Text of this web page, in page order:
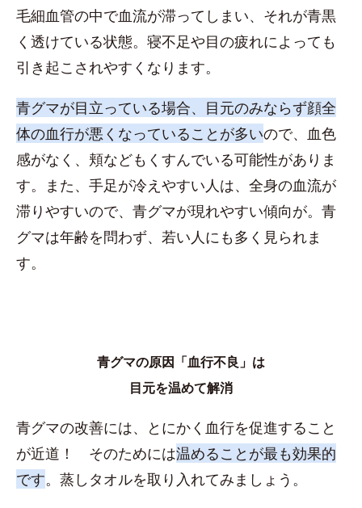
毛細血管の中で血流が滞ってしまい、それが青黒
く透けている状態。寝不足や目の疲れによっても
引き起こされやすくなります。
青グマが目立っている場合、目元のみならず顔全
体の血行が悪くなっていることが多いので、血色
感がなく、頬などもくすんでいる可能性がありま
す。また、手足が冷えやすい人は、全身の血流が
滞りやすいので、青グマが現れやすい傾向が。青
グマは年齢を問わず、若い人にも多く見られま
す。
青グマの原因「血行不良」は
目元を温めて解消
青グマの改善には、とにかく血行を促進すること
が近道！ そのためには温めることが最も効果的
です。蒸しタオルを取り入れてみましょう。